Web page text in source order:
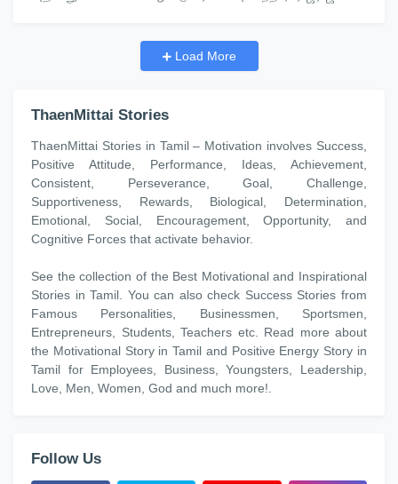
Load More
ThaenMittai Stories
ThaenMittai Stories in Tamil – Motivation involves Success,
Positive Attitude, Performance, Ideas, Achievement,
Consistent, Perseverance, Goal, Challenge,
Supportiveness, Rewards, Biological, Determination,
Emotional, Social, Encouragement, Opportunity, and
Cognitive Forces that activate behavior.
See the collection of the Best Motivational and Inspirational
Stories in Tamil. You can also check Success Stories from
Famous Personalities, Businessmen, Sportsmen,
Entrepreneurs, Students, Teachers etc. Read more about
the Motivational Story in Tamil and Positive Energy Story in
Tamil for Employees, Business, Youngsters, Leadership,
Love, Men, Women, God and much more!.
Follow Us